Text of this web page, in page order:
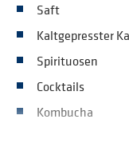
Saft
Kaltgepresster
Spirituosen
Cocktails
Kombucha